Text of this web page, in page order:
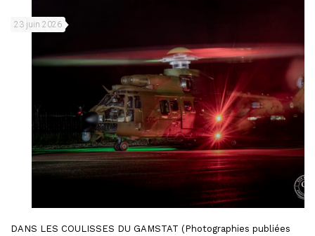
23 juin 2026
DANS LES COULISSES DU GAMSTAT (Photographies publiées